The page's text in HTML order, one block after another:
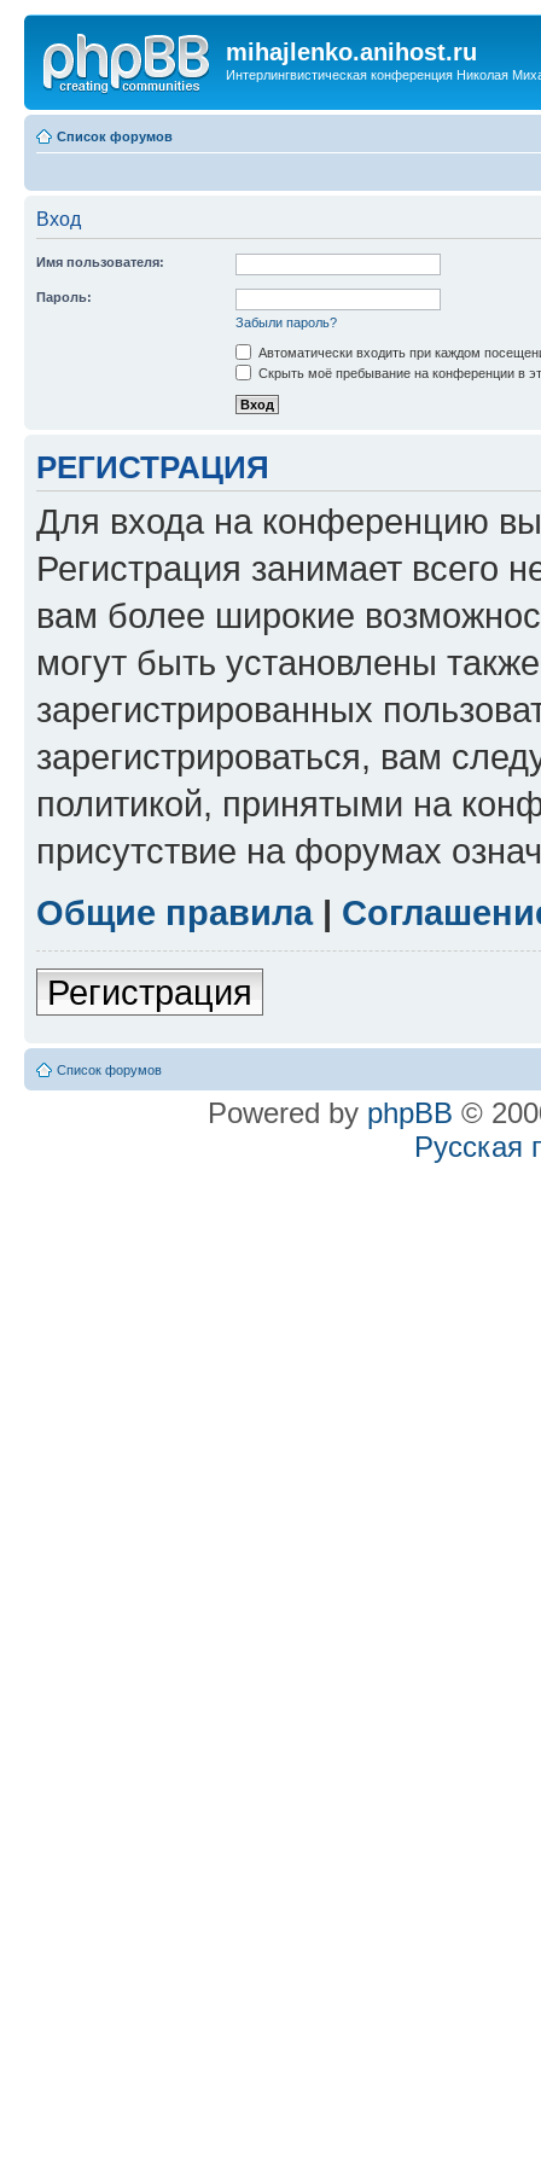
mihajlenko.anihost.ru
Интерлингвистическая конференция Николая
Список форумов
Вход
Имя пользователя:
Пароль:
Забыли пароль?
Автоматически входить при каждом
Скрыть моё пребывание на конференции в
РЕГИСТРАЦИЯ
Для входа на конференцию
Регистрация занимает всего
вам более широкие
могут быть установлены
зарегистрированных
зарегистрироваться, вам
политикой, принятыми на
присутствие на форумах
Общие правила|
Регистрация
Список форумов
Powered by phpBB ©
Русская